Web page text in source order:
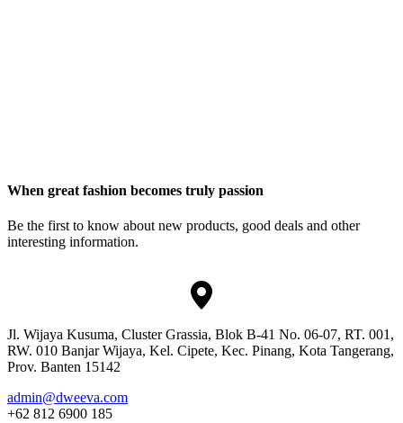
When great fashion becomes truly passion
Be the first to know about new products, good deals and other
interesting information.
Jl. Wijaya Kusuma, Cluster Grassia, Blok B-41 No. 06-07, RT. 001,
RW. 010 Banjar Wijaya, Kel. Cipete, Kec. Pinang, Kota Tangerang,
Prov. Banten 15142
admin@dweeva.com
+62 812 6900 185